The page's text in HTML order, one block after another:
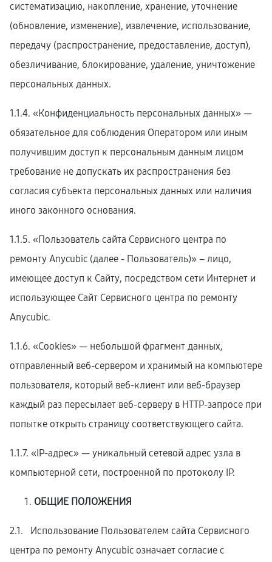
систематизацию, накопление, хранение, уточнение
(обновление, изменение), извлечение, использование,
передачу (распространение, предоставление, доступ),
обезличивание, блокирование, удаление, уничтожение
персональных данных.
1.1.4. «Конфиденциальность персональных данных» —
обязательное для соблюдения Оператором или иным
получившим доступ к персональным данным лицом
требование не допускать их распространения без
согласия субъекта персональных данных или наличия
иного законного основания.
1.1.5. «Пользователь сайта Сервисного центра по
ремонту Anycubic (далее ‑ Пользователь)» – лицо,
имеющее доступ к Сайту, посредством сети Интернет и
использующее Сайт Сервисного центра по ремонту
Anycubic.
1.1.6. «Cookies» — небольшой фрагмент данных,
отправленный веб-сервером и хранимый на компьютере
пользователя, который веб-клиент или веб-браузер
каждый раз пересылает веб-серверу в HTTP-запросе при
попытке открыть страницу соответствующего сайта.
1.1.7. «IP-адрес» — уникальный сетевой адрес узла в
компьютерной сети, построенной по протоколу IP.
ОБЩИЕ ПОЛОЖЕНИЯ
2.1. Использование Пользователем сайта Сервисного
центра по ремонту Anycubic означает согласие с